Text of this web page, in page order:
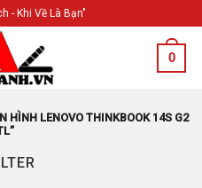
- Khi Về Là Bạn"
0
HÌNH LENOVO THINKBOOK 14S G2